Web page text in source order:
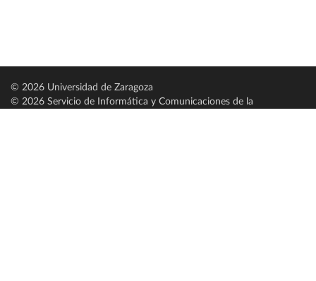
© 2026 Universidad de Zaragoza
© 2026 Servicio de Informática y Comunicaciones de la